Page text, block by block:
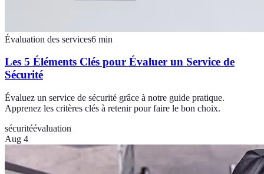
Évaluation des services6 min
Les 5 Éléments Clés pour Évaluer un Service de
Sécurité
Évaluez un service de sécurité grâce à notre guide pratique.
Apprenez les critères clés à retenir pour faire le bon choix.
sécuritéévaluation
Aug 4